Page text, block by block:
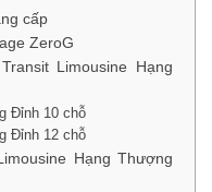
cấp
ZeroG
Limousine Hạng
Đỉnh 10 chỗ
Đỉnh 12 chỗ
Hạng Thượng